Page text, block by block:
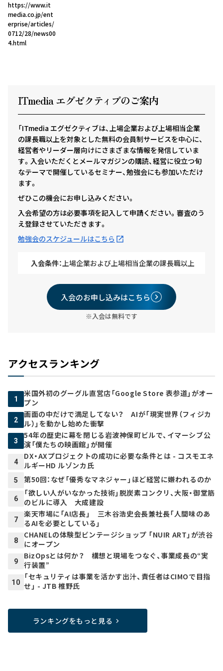
https://www.it
media.co.jp/ent
erprise/articles/
0712/28/news00
4.html
ITmedia エグゼクティ ブのご案内
「ITmedia エグゼクティブは、上場企業および上場相当企業
の課長職以上を対象とした無料の会員制サービスを中心に、
経営者やリーダー層向けにさまざまな情報を発信していま
す。入会いただくとメールマガジンの購読、経営に役立つ旬
なテーマで開催しているセミナー、勉強会にも参加いただけ
ます。
ぜひこの機会にお申し込みください。
入会希望の方は必要事項を記入して申請ください。審査のう
え登録させていただきます。
勉強会のスケジュールはこちら
入会条件：上場企業および上場相当企業の課長職以上
入会のお申し込みはこちら
※入会は無料です
アクセスランキング
1
米国外初のグーグル直営店「Google Store 表参道」がオー
プン
2
画面の中だけで満足してない？ AIが「現実世界（フィジカ
ル）」を動かし始めた衝撃
3
54年の歴史に幕を閉じる岩波神保町ビルで、イマーシブ公
演「僕たちの映画館」が開催
4
DX・AXプロジェクトの成功に必要な条件とは - コスモエネ
ルギーHD ルゾンカ氏
5 第50回：なぜ「優秀なマネジャー」ほど経営に嫌われるのか
6
「欲しい人がいなかった技術」脱炭素コンクリ、大阪・御堂筋
のビルに導入 大成建設
7
楽天市場に「AI店長」 三木谷浩史会長兼社長「人間味のあ
るAIを必要としている」
8
CHANELの体験型ビンテージショップ 「NUIR ART」が渋谷
にオープン
9
BizOpsとは何か？ 構想と現場をつなぐ、事業成長の“実
行装置”
10
「セキュリティは事業を活かす出汁、責任者はCIMOで目指
せ」 - JTB 椎野氏
ランキングをもっと見る